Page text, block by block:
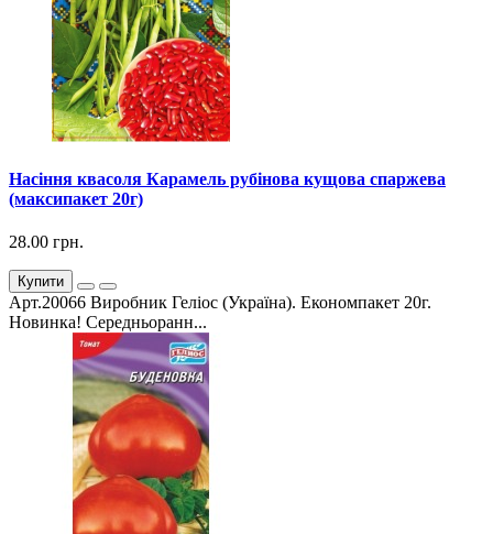
Насіння квасоля Карамель рубінова кущова спаржева
(максипакет 20г)
28.00 грн.
Купити
Арт.20066 Виробник Геліос (Україна). Економпакет 20г.
Новинка! Середньоранн...